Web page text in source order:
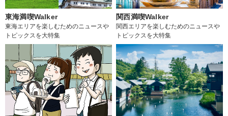
東海満喫Walker
東海エリアを楽しむためのニュースや
トピックスを大特集
関西満喫Walker
関西エリアを楽しむためのニュースや
トピックスを大特集